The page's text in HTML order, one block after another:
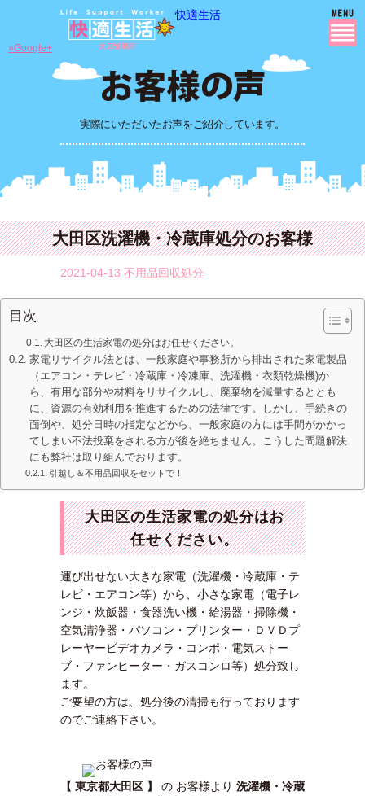
快適生活
実際にいただいたお声をご紹介しています。
»Google+
大田区洗濯機・冷蔵庫処分のお客様
2021-04-13 不用品回収処分
目次
大田区の生活家電の処分はお任せください。
家電リサイクル法とは、一般家庭や事務所から排出された家電製品
（エアコン・テレビ・冷蔵庫・冷凍庫、洗濯機・衣類乾燥機)か
ら、有用な部分や材料をリサイクルし、廃棄物を減量するととも
に、資源の有効利用を推進するための法律です。しかし、手続きの
面倒や、処分日時の指定などから、一般家庭の方には手間がかかっ
てしまい不法投棄をされる方が後を絶ちません。こうした問題解決
にも弊社は取り組んでおります。
引越し＆不用品回収をセットで！
大田区の生活家電の処分はお
任せください。
運び出せない大きな家電（洗濯機・冷蔵庫・テ
レビ・エアコン等）から、小さな家電（電子レ
ンジ・炊飯器・食器洗い機・給湯器・掃除機・
空気清浄器・パソコン・プリンター・ＤＶＤプ
レーヤービデオカメラ・コンポ・電気ストー
ブ・ファンヒーター・ガスコンロ等）処分致し
ます。
ご要望の方は、処分後の清掃も行っております
のでご連絡下さい。
【 東京都大田区 】 の お客様より 洗濯機・冷蔵